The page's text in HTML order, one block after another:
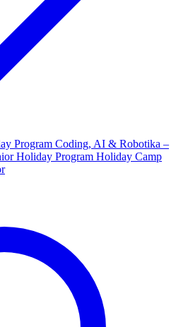
Program Coding, AI & Robotika –
Holiday Program Holiday Camp